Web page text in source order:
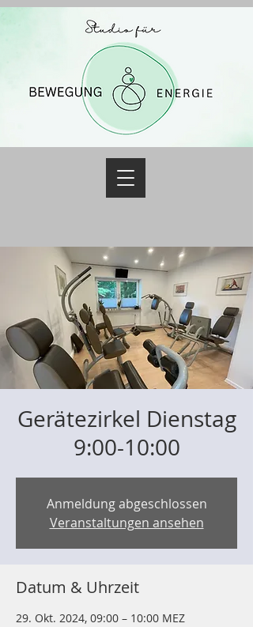
Gerätezirkel Dienstag
9:00-10:00
Anmeldung abgeschlossen
Veranstaltungen ansehen
Datum & Uhrzeit
29. Okt. 2024, 09:00 – 10:00 MEZ